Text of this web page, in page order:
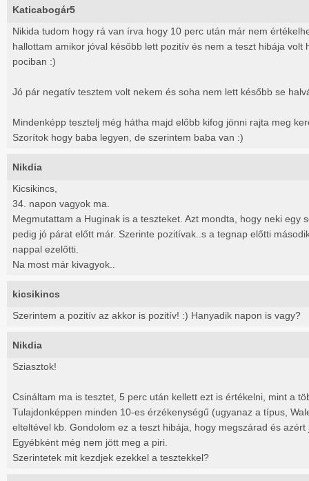
Katicabogár5
Nikida tudom hogy rá van írva hogy 10 perc után már nem
hallottam amikor jóval később lett pozitív és nem a teszt hibája volt
pociban :)
Jó pár negatív tesztem volt nekem és soha nem lett később se
Mindenképp tesztelj még hátha majd előbb kifog jönni rajta meg
Szorítok hogy baba legyen, de szerintem baba van :)
Nikdia
Kicsikincs,
34. napon vagyok ma.
Megmutattam a Huginak is a teszteket. Azt mondta, hogy neki egy
pedig jó párat előtt már. Szerinte pozitívak..s a tegnap előtti
nappal ezelőtti.
Na most már kivagyok..
kicsikincs
Szerintem a pozitív az akkor is pozitív! :) Hanyadik napon is vagy?
Nikdia
Sziasztok!
Csináltam ma is tesztet, 5 perc után kellett ezt is értékelni, mint a
Tulajdonképpen minden 10-es érzékenységű (ugyanaz a típus,
elteltével kb. Gondolom ez a teszt hibája, hogy megszárad és
Egyébként még nem jött meg a piri.
Szerintetek mit kezdjek ezekkel a tesztekkel?